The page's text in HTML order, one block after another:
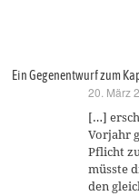
Ein Gegenentwurf zum
20. März
[…]
Vorjahr
Pflicht
müsste
den